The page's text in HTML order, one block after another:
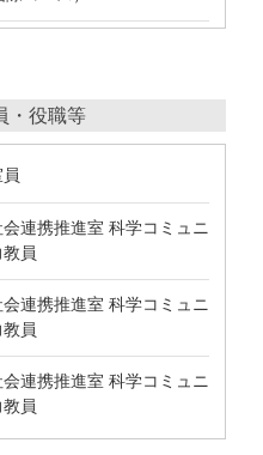
・役職等
連携推進室 科学コミュニ
員
連携推進室 科学コミュニ
員
連携推進室 科学コミュニ
員